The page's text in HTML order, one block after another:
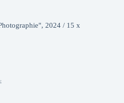
2024 / 15 x